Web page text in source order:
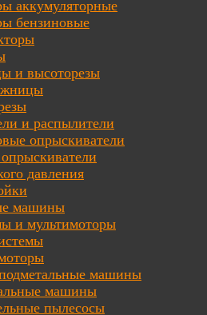
аккумуляторные
бензиновые
и высоторезы
и распылители
опрыскиватели
давления
машины
и мультимоторы
машины
машины
пылесосы